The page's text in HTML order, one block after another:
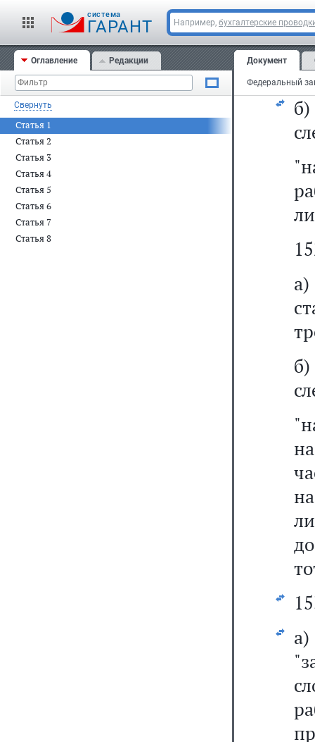
cистема
ГАРАНТ Например, бухгалтерские
Оглавление Редакции
Свернуть
Статья 1
Статья 2
Статья 3
Статья 4
Статья 5
Статья 6
Статья 7
Статья 8
Документ